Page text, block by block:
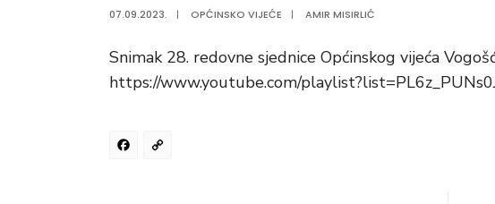
07.09.2023. | OPĆINSKO VIJEĆE | AMIR MISIRLIĆ
Snimak 28. redovne sjednice Općinskog vijeća
https://www.youtube.com/
Facebook